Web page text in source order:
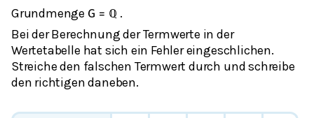
Grundmenge G = ℚ .
Bei der Berechnung der Termwerte in der
Wertetabelle hat sich ein Fehler eingeschlichen.
Streiche den falschen Termwert durch und schreibe
den richtigen daneben.